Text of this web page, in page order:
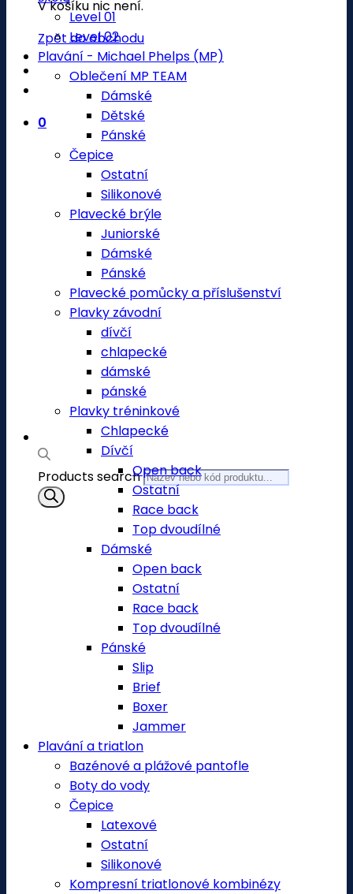
V košíku nic není.
Zpět do obchodu
0
Products search
Level 01
Level 02
Plavání - Michael Phelps (MP)
Oblečení MP TEAM
Dámské
Dětské
Pánské
Čepice
Ostatní
Silikonové
Plavecké brýle
Juniorské
Dámské
Pánské
Plavecké pomůcky a příslušenství
Plavky závodní
dívčí
chlapecké
dámské
pánské
Plavky tréninkové
Chlapecké
Dívčí
Open back
Ostatní
Race back
Top dvoudílné
Dámské
Open back
Ostatní
Race back
Top dvoudílné
Pánské
Slip
Brief
Boxer
Jammer
Plavání a triatlon
Bazénové a plážové pantofle
Boty do vody
Čepice
Latexové
Ostatní
Silikonové
Kompresní triatlonové kombinézy